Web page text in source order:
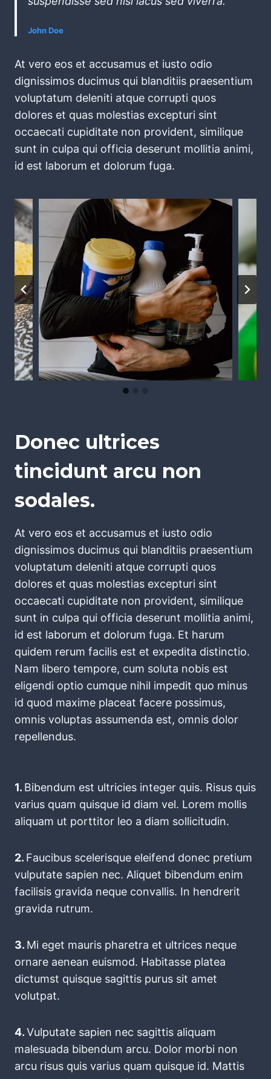
John Doe
At vero eos et accusamus et iusto odio
dignissimos ducimus qui blanditiis praesentium
voluptatum deleniti atque corrupti quos
dolores et quas molestias excepturi sint
occaecati cupiditate non provident, similique
sunt in culpa qui officia deserunt mollitia animi,
id est laborum et dolorum fuga.
Donec ultrices
tincidunt arcu non
sodales.
At vero eos et accusamus et iusto odio
dignissimos ducimus qui blanditiis praesentium
voluptatum deleniti atque corrupti quos
dolores et quas molestias excepturi sint
occaecati cupiditate non provident, similique
sunt in culpa qui officia deserunt mollitia animi,
id est laborum et dolorum fuga. Et harum
quidem rerum facilis est et expedita distinctio.
Nam libero tempore, cum soluta nobis est
eligendi optio cumque nihil impedit quo minus
id quod maxime placeat facere possimus,
omnis voluptas assumenda est, omnis dolor
repellendus.
1. Bibendum est ultricies integer quis. Risus quis
varius quam quisque id diam vel. Lorem mollis
aliquam ut porttitor leo a diam sollicitudin.
2. Faucibus scelerisque eleifend donec pretium
vulputate sapien nec. Aliquet bibendum enim
facilisis gravida neque convallis. In hendrerit
gravida rutrum.
3. Mi eget mauris pharetra et ultrices neque
ornare aenean euismod. Habitasse platea
dictumst quisque sagittis purus sit amet
volutpat.
4.Vulputate sapien nec sagittis aliquam
malesuada bibendum arcu. Dolor morbi non
arcu risus quis varius quam quisque id. Mattis